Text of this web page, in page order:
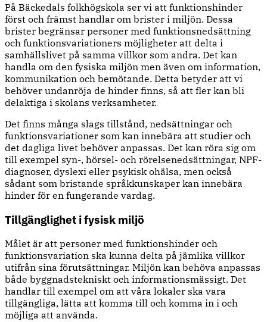
På Bäckedals folkhögskola ser vi att funktionshinder
först och främst handlar om brister i miljön. Dessa
brister begränsar personer med funktionsnedsättning
och funktionsvariationers möjligheter att delta i
samhällslivet på samma villkor som andra. Det kan
handla om den fysiska miljön men även om information,
kommunikation och bemötande. Detta betyder att vi
behöver undanröja de hinder finns, så att fler kan bli
delaktiga i skolans verksamheter.
Det finns många slags tillstånd, nedsättningar och
funktionsvariationer som kan innebära att studier och
det dagliga livet behöver anpassas. Det kan röra sig om
till exempel syn-, hörsel- och rörelsenedsättningar, NPF-
diagnoser, dyslexi eller psykisk ohälsa, men också
sådant som bristande språkkunskaper kan innebära
hinder för en fungerande vardag.
Tillgänglighet i fysisk miljö
Målet är att personer med funktionshinder och
funktionsvariation ska kunna delta på jämlika villkor
utifrån sina förutsättningar. Miljön kan behöva anpassas
både byggnadstekniskt och informationsmässigt. Det
handlar till exempel om att våra lokaler ska vara
tillgängliga, lätta att komma till och komma in i och
möjliga att använda.